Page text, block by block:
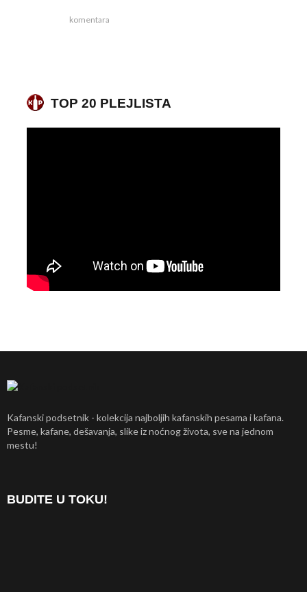
komentara
TOP 20 PLEJLISTA
Kafanski podsetnik - kolekcija najboljih kafanskih pesama i kafana.
Pesme, kafane, dešavanja, slike iz noćnog života, sve na jednom
mestu!
BUDITE U TOKU!